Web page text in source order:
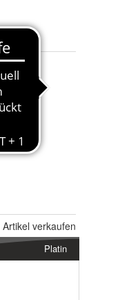
Artikel verkaufen
Platin